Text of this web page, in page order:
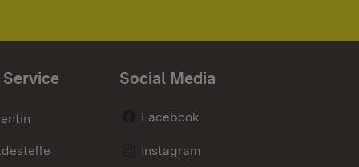
Service Social Media
Facebook
Instagram